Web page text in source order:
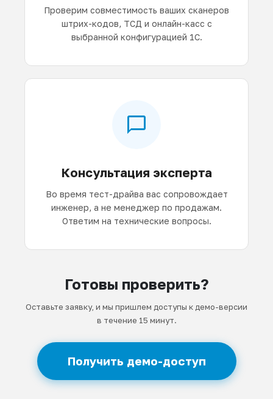
Проверим совместимость ваших сканеров
штрих-кодов, ТСД и онлайн-касс с
выбранной конфигурацией 1С.
Консультация эксперта
Во время тест-драйва вас сопровождает
инженер, а не менеджер по продажам.
Ответим на технические вопросы.
Готовы проверить?
Оставьте заявку, и мы пришлем доступы к демо-версии
в течение 15 минут.
Получить демо-доступ